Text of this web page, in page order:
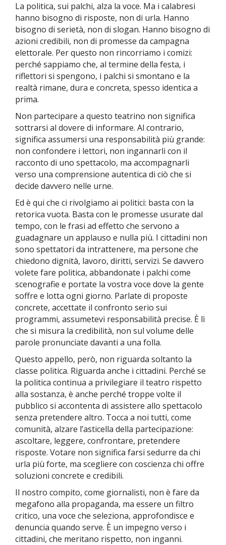
La politica, sui palchi, alza la voce. Ma i calabresi
hanno bisogno di risposte, non di urla. Hanno
bisogno di serietà, non di slogan. Hanno bisogno di
azioni credibili, non di promesse da campagna
elettorale. Per questo non rincorriamo i comizi:
perché sappiamo che, al termine della festa, i
riflettori si spengono, i palchi si smontano e la
realtà rimane, dura e concreta, spesso identica a
prima.
Non partecipare a questo teatrino non significa
sottrarsi al dovere di informare. Al contrario,
significa assumersi una responsabilità più grande:
non confondere i lettori, non ingannarli con il
racconto di uno spettacolo, ma accompagnarli
verso una comprensione autentica di ciò che si
decide davvero nelle urne.
Ed è qui che ci rivolgiamo ai politici: basta con la
retorica vuota. Basta con le promesse usurate dal
tempo, con le frasi ad effetto che servono a
guadagnare un applauso e nulla più. I cittadini non
sono spettatori da intrattenere, ma persone che
chiedono dignità, lavoro, diritti, servizi. Se davvero
volete fare politica, abbandonate i palchi come
scenografie e portate la vostra voce dove la gente
soffre e lotta ogni giorno. Parlate di proposte
concrete, accettate il confronto serio sui
programmi, assumetevi responsabilità precise. È lì
che si misura la credibilità, non sul volume delle
parole pronunciate davanti a una folla.
Questo appello, però, non riguarda soltanto la
classe politica. Riguarda anche i cittadini. Perché se
la politica continua a privilegiare il teatro rispetto
alla sostanza, è anche perché troppe volte il
pubblico si accontenta di assistere allo spettacolo
senza pretendere altro. Tocca a noi tutti, come
comunità, alzare l’asticella della partecipazione:
ascoltare, leggere, confrontare, pretendere
risposte. Votare non significa farsi sedurre da chi
urla più forte, ma scegliere con coscienza chi offre
soluzioni concrete e credibili.
Il nostro compito, come giornalisti, non è fare da
megafono alla propaganda, ma essere un filtro
critico, una voce che seleziona, approfondisce e
denuncia quando serve. È un impegno verso i
cittadini, che meritano rispetto, non inganni.